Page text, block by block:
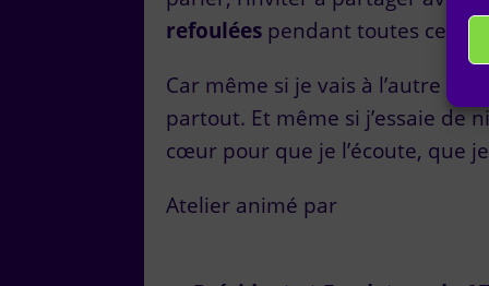
refoulées pendant toutes ces
Car même si je vais à l’autre
partout. Et même si j’essaie de
cœur pour que je l’écoute, que
Atelier animé par